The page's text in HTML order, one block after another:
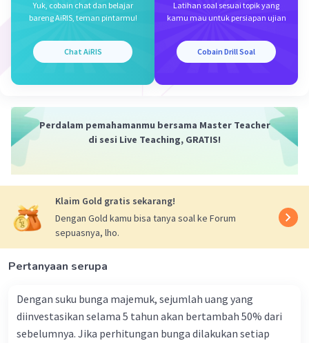
sel yang rapat dan
berfungsi sebagai pelindung jaringan di
air dan zat hara, sedangkan floem berfungsi
Dengan demikian, jawaban yang tepat adalah E.
Beri Rating ·
Yuk, cobain chat dan belajar
bareng AiRIS, teman pintarmu!
Chat AiRIS
Latihan soal sesuai topik yang
kamu mau untuk persiapan ujian
Cobain Drill Soal
Perdalam pemahamanmu bersama Master Teacher
di sesi Live Teaching, GRATIS!
Klaim Gold gratis sekarang!
Dengan Gold kamu bisa tanya soal ke Forum
sepuasnya, lho.
Pertanyaan serupa
Dengan suku bunga majemuk, sejumlah uang yang
diinvestasikan selama 5 tahun akan bertambah 50% dari
sebelumnya. Jika perhitungan bunga dilakukan setiap